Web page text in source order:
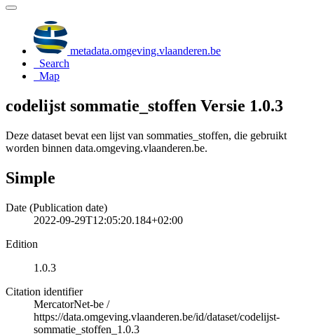
metadata.omgeving.vlaanderen.be
Search
Map
codelijst sommatie_stoffen Versie 1.0.3
Deze dataset bevat een lijst van sommaties_stoffen, die gebruikt
worden binnen data.omgeving.vlaanderen.be.
Simple
Date (Publication date)
2022-09-29T12:05:20.184+02:00
Edition
1.0.3
Citation identifier
MercatorNet-be /
https://data.omgeving.vlaanderen.be/id/dataset/codelijst-
sommatie_stoffen_1.0.3